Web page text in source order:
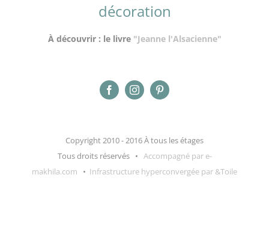
décoration
À découvrir : le livre "Jeanne l'Alsacienne"
Copyright 2010 - 2016 À tous les étages
Tous droits réservés • Accompagné par e-
makhila.com • Infrastructure hyperconvergée par &Toile